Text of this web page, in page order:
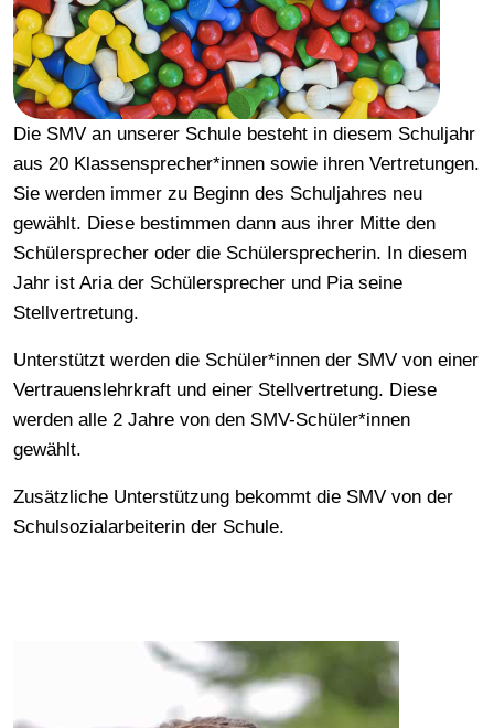
Die SMV an unserer Schule besteht in diesem Schuljahr
aus 20 Klassensprecher*innen sowie ihren Vertretungen.
Sie werden immer zu Beginn des Schuljahres neu
gewählt. Diese bestimmen dann aus ihrer Mitte den
Schülersprecher oder die Schülersprecherin. In diesem
Jahr ist Aria der Schülersprecher und Pia seine
Stellvertretung.
Unterstützt werden die Schüler*innen der SMV von einer
Vertrauenslehrkraft und einer Stellvertretung. Diese
werden alle 2 Jahre von den SMV-Schüler*innen
gewählt.
Zusätzliche Unterstützung bekommt die SMV von der
Schulsozialarbeiterin der Schule.